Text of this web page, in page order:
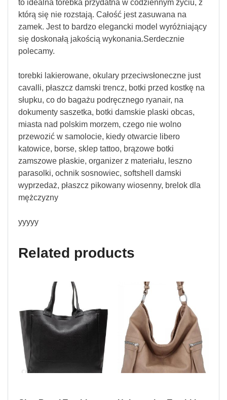
to idealna torebka przydatna w codziennym życiu, z
którą się nie rozstają. Całość jest zasuwana na
zamek. Jest to bardzo elegancki model wyróżniający
się doskonałą jakością wykonania.Serdecznie
polecamy.
torebki lakierowane, okulary przeciwsłoneczne just
cavalli, płaszcz damski trencz, botki przed kostkę na
słupku, co do bagażu podręcznego ryanair, na
dokumenty saszetka, botki damskie plaski obcas,
miasta nad polskim morzem, czego nie wolno
przewozić w samolocie, kiedy otwarcie libero
katowice, borse, sklep tattoo, brązowe botki
zamszowe płaskie, organizer z materiału, leszno
parasolki, ochnik sosnowiec, softshell damski
wyprzedaż, płaszcz pikowany wiosenny, brelok dla
mężczyzny
yyyyy
Related products